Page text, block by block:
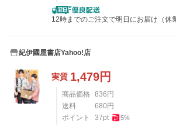
12時までのご注文で明日にお届け（休
紀伊國屋書店Yahoo!店
実質 1,479円
商品価格 836 円
送料
680 円
ポイント
37pt 5%